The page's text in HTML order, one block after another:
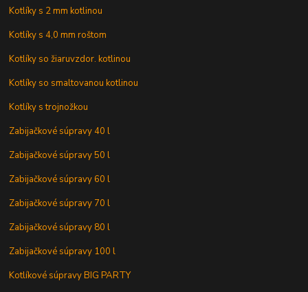
Kotlíky s 2 mm kotlinou
Kotlíky s 4,0 mm roštom
Kotlíky so žiaruvzdor. kotlinou
Kotlíky so smaltovanou kotlinou
Kotlíky s trojnožkou
Zabijačkové súpravy 40 l
Zabijačkové súpravy 50 l
Zabijačkové súpravy 60 l
Zabijačkové súpravy 70 l
Zabijačkové súpravy 80 l
Zabijačkové súpravy 100 l
Kotlíkové súpravy BIG PARTY